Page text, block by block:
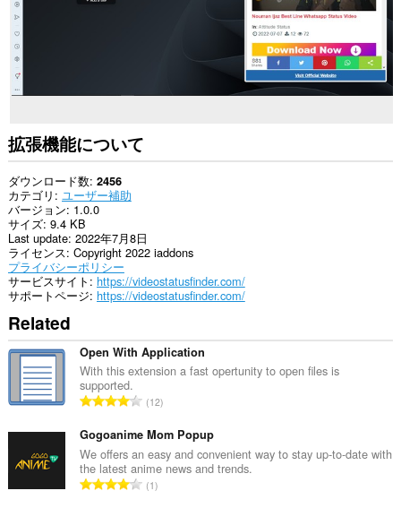
拡張機能について
ダウンロード数 2456
カテゴリ ユーザー補助
バージョン 1.0.0
サイズ 9.4 KB
Last update 2022年7月8日
ライセンス Copyright 2022 iaddons
プライバシーポリシー
サービスサイト https://videostatusfinder.com/
サポートページ https://videostatusfinder.com/
Related
Open With Application
With this extension a fast opertunity to open files is
supported.
評
の
総
数
：
12
Gogoanime Mom Popup
We offers an easy and convenient way to stay up-to-date with
the latest anime news and trends.
評
1